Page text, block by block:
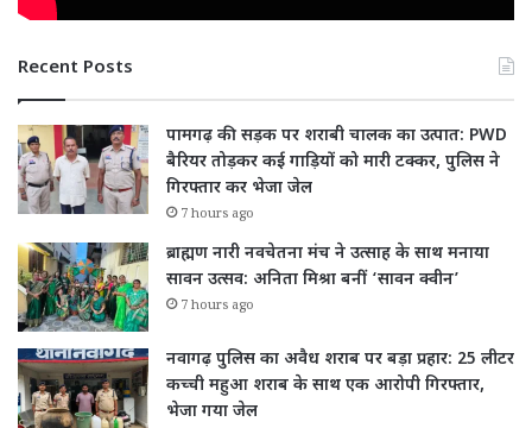
Recent Posts
पामगढ़ की सड़क पर शराबी चालक का उत्पात: PWD
बैरियर तोड़कर कई गाड़ियों को मारी टक्कर, पुलिस ने
गिरफ्तार कर भेजा जेल
7 hours ago
ब्राह्मण नारी नवचेतना मंच ने उत्साह के साथ मनाया
सावन उत्सव: अनिता मिश्रा बनीं ‘सावन क्वीन’
7 hours ago
नवागढ़ पुलिस का अवैध शराब पर बड़ा प्रहार: 25 लीटर
कच्ची महुआ शराब के साथ एक आरोपी गिरफ्तार,
भेजा गया जेल